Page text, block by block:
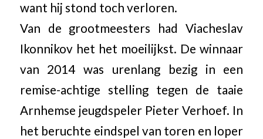
want hij stond toch verloren.
Van de grootmeesters had Viacheslav
Ikonnikov het het moeilijkst. De winnaar
van 2014 was urenlang bezig in een
remise-achtige stelling tegen de taaie
Arnhemse jeugdspeler Pieter Verhoef. In
het beruchte eindspel van toren en loper